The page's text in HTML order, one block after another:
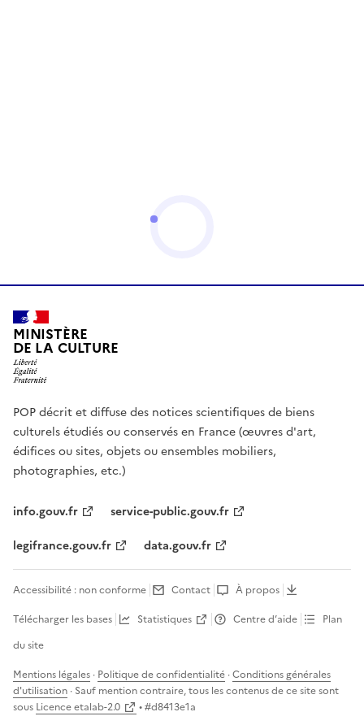
MINISTÈRE
DE LA CULTURE
POP décrit et diffuse des notices scientifiques de biens
culturels étudiés ou conservés en France (œuvres d'art,
édifices ou sites, objets ou ensembles mobiliers,
photographies, etc.)
info.gouv.fr
service-public.gouv.fr
legifrance.gouv.fr
data.gouv.fr
Accessibilité : non conforme Contact
À propos
Télécharger les bases
Statistiques Centre d’aide
Plan
du site
Mentions légales · Politique de confidentialité ·Conditions générales
d'utilisation · Sauf mention contraire, tous les contenus de ce site sont
sous Licence etalab-2.0 • #d8413e1a